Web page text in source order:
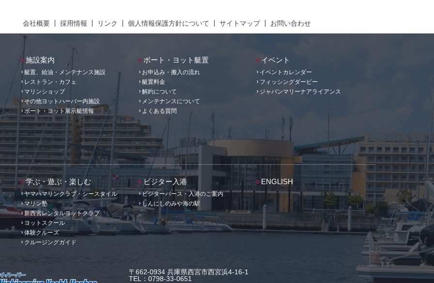
会社概要 採用情報 リンク 個人情報保護方針について サイトマップ お問い合わせ
施設案内
艇置、給油・メンテナンス施設
レストラン・カフェ
マリンショップ
その他ヨットハーバー内施設
ボート・ヨット展示艇情報
ボート・ヨット艇置
お申込み・搬入の流れ
艇置料金
解約について
メンテナンスについて
よくある質問
イベント
イベントカレンダー
フィッシングダービー
ジャパンマリーナアライアンス
学ぶ・遊ぶ・楽しむ
ヤマハマリンクラブ・シースタイル
マリン塾
新西宮レンタルヨットクラブ
ヨットスクール
体験クルーズ
クルージングガイド
ビジター入港
ビジターバース・入港のご案内
しんにしのみや海の駅
ENGLISH
〒662-0934 兵庫県西宮市西宮浜4-16-1
TEL：0798-33-0651